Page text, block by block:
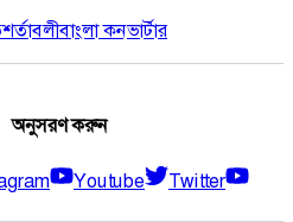
শর্তাবলীবাংলা কনভার্টার
অনুসরণ করুন
Youtube
Twitter